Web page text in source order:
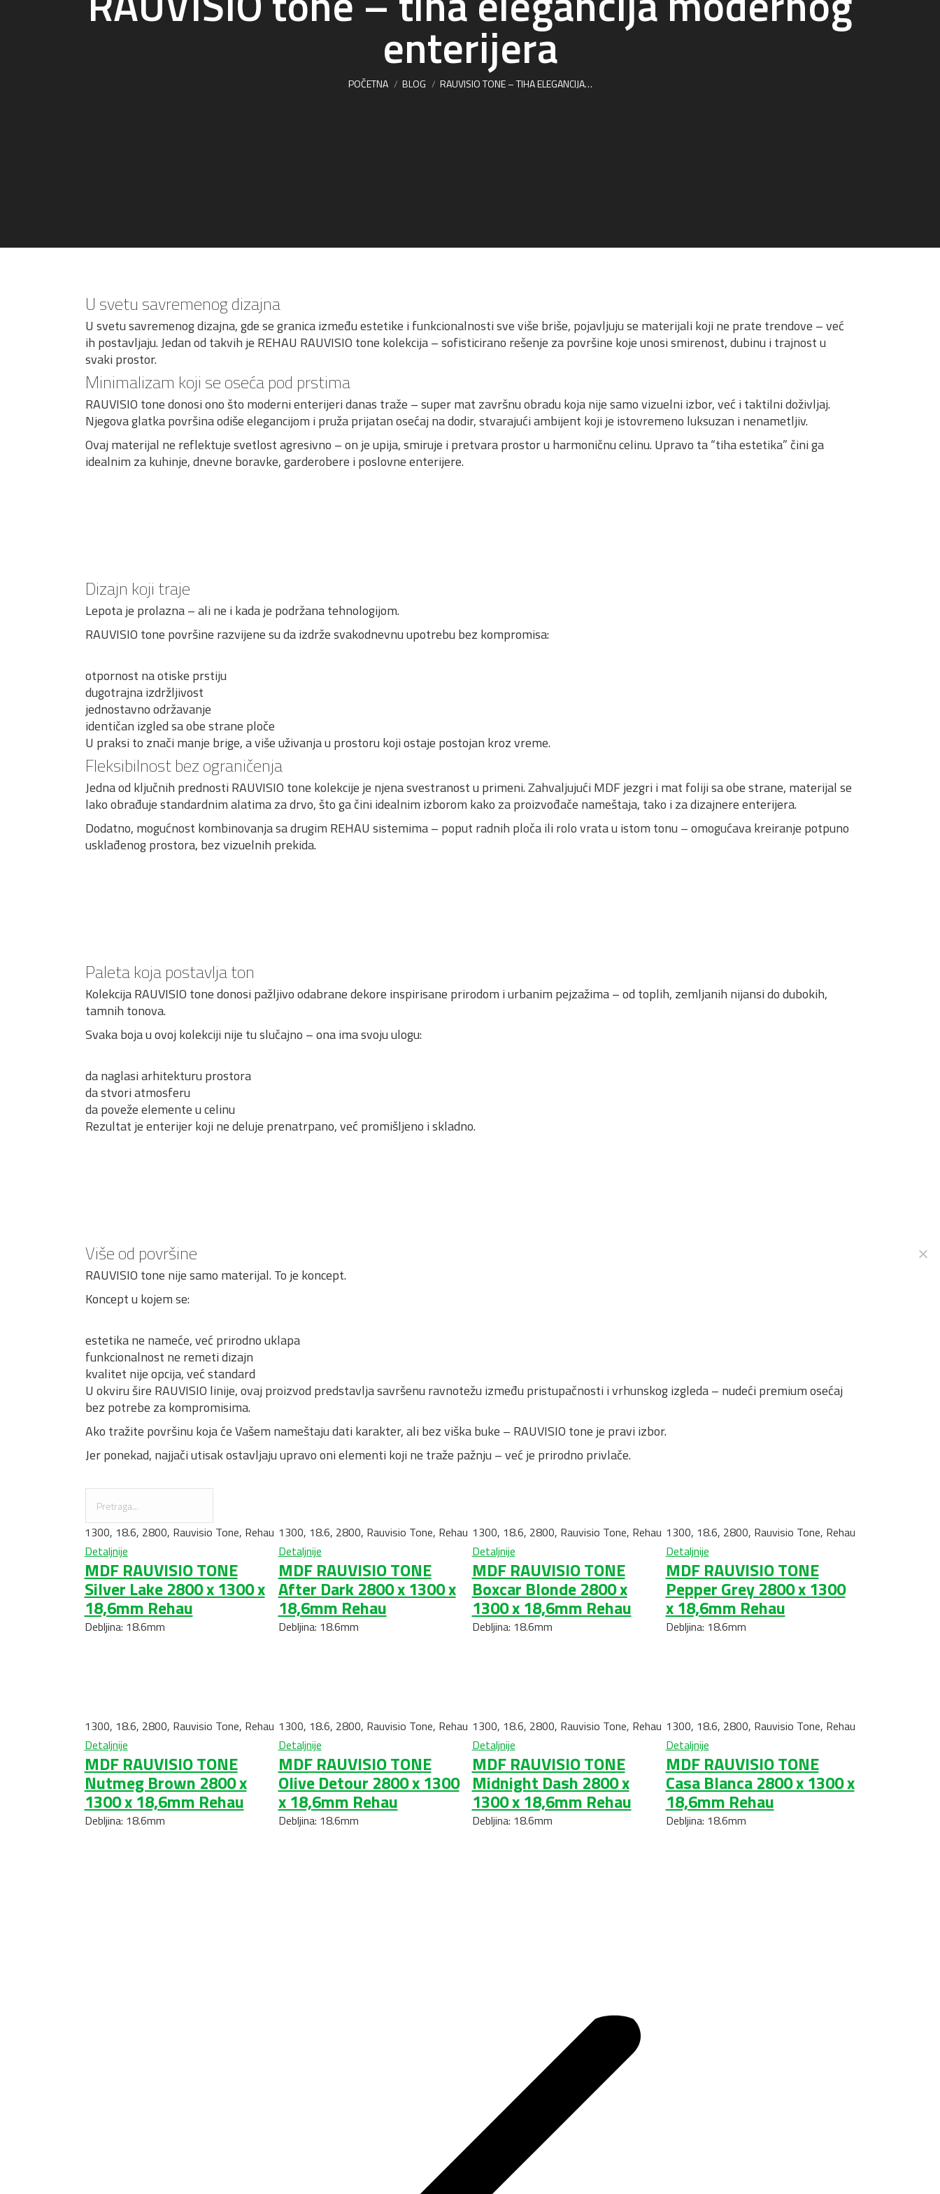
enterijera
You are here:
POČETNA BLOG RAUVISIO TONE – TIHA ELEGANCIJA…
U svetu savremenog dizajna
U svetu savremenog dizajna, gde se granica između estetike i funkcionalnosti sve više briše, pojavljuju se materijali koji ne prate trendove – već
ih postavljaju. Jedan od takvih je REHAU RAUVISIO tone kolekcija – sofisticirano rešenje za površine koje unosi smirenost, dubinu i trajnost u
svaki prostor.
Minimalizam koji se oseća pod prstima
RAUVISIO tone donosi ono što moderni enterijeri danas traže – super mat završnu obradu koja nije samo vizuelni izbor, već i taktilni doživljaj.
Njegova glatka površina odiše elegancijom i pruža prijatan osećaj na dodir, stvarajući ambijent koji je istovremeno luksuzan i nenametljiv.
Ovaj materijal ne reflektuje svetlost agresivno – on je upija, smiruje i pretvara prostor u harmoničnu celinu. Upravo ta “tiha estetika” čini ga
idealnim za kuhinje, dnevne boravke, garderobere i poslovne enterijere.
Dizajn koji traje
Lepota je prolazna – ali ne i kada je podržana tehnologijom.
RAUVISIO tone površine razvijene su da izdrže svakodnevnu upotrebu bez kompromisa:
otpornost na otiske prstiju
dugotrajna izdržljivost
jednostavno održavanje
identičan izgled sa obe strane ploče
U praksi to znači manje brige, a više uživanja u prostoru koji ostaje postojan kroz vreme.
Fleksibilnost bez ograničenja
Jedna od ključnih prednosti RAUVISIO tone kolekcije je njena svestranost u primeni. Zahvaljujući MDF jezgri i mat foliji sa obe strane, materijal se
lako obrađuje standardnim alatima za drvo, što ga čini idealnim izborom kako za proizvođače nameštaja, tako i za dizajnere enterijera.
Dodatno, mogućnost kombinovanja sa drugim REHAU sistemima – poput radnih ploča ili rolo vrata u istom tonu – omogućava kreiranje potpuno
usklađenog prostora, bez vizuelnih prekida.
Paleta koja postavlja ton
Kolekcija RAUVISIO tone donosi pažljivo odabrane dekore inspirisane prirodom i urbanim pejzažima – od toplih, zemljanih nijansi do dubokih,
tamnih tonova.
Svaka boja u ovoj kolekciji nije tu slučajno – ona ima svoju ulogu:
da naglasi arhitekturu prostora
da stvori atmosferu
da poveže elemente u celinu
Rezultat je enterijer koji ne deluje prenatrpano, već promišljeno i skladno.
Više od površine
RAUVISIO tone nije samo materijal. To je koncept.
Koncept u kojem se:
estetika ne nameće, već prirodno uklapa
funkcionalnost ne remeti dizajn
kvalitet nije opcija, već standard
U okviru šire RAUVISIO linije, ovaj proizvod predstavlja savršenu ravnotežu između pristupačnosti i vrhunskog izgleda – nudeći premium osećaj
bez potrebe za kompromisima.
Ako tražite površinu koja će Vašem nameštaju dati karakter, ali bez viška buke – RAUVISIO tone je pravi izbor.
Jer ponekad, najjači utisak ostavljaju upravo oni elementi koji ne traže pažnju – već je prirodno privlače.
1300, 18.6, 2800, Rauvisio Tone, Rehau
Detaljnije
MDF RAUVISIO TONE
Silver Lake 2800 x 1300 x
18,6mm Rehau
Debljina: 18.6mm
1300, 18.6, 2800, Rauvisio Tone, Rehau
Detaljnije
MDF RAUVISIO TONE
After Dark 2800 x 1300 x
18,6mm Rehau
Debljina: 18.6mm
1300, 18.6, 2800, Rauvisio Tone, Rehau
Detaljnije
MDF RAUVISIO TONE
Boxcar Blonde 2800 x
1300 x 18,6mm Rehau
Debljina: 18.6mm
1300, 18.6, 2800, Rauvisio Tone, Rehau
Detaljnije
MDF RAUVISIO TONE
Pepper Grey 2800 x 1300
x 18,6mm Rehau
Debljina: 18.6mm
1300, 18.6, 2800, Rauvisio Tone, Rehau
Detaljnije
MDF RAUVISIO TONE
Nutmeg Brown 2800 x
1300 x 18,6mm Rehau
Debljina: 18.6mm
1300, 18.6, 2800, Rauvisio Tone, Rehau
Detaljnije
MDF RAUVISIO TONE
Olive Detour 2800 x 1300
x 18,6mm Rehau
Debljina: 18.6mm
1300, 18.6, 2800, Rauvisio Tone, Rehau
Detaljnije
MDF RAUVISIO TONE
Midnight Dash 2800 x
1300 x 18,6mm Rehau
Debljina: 18.6mm
1300, 18.6, 2800, Rauvisio Tone, Rehau
Detaljnije
MDF RAUVISIO TONE
Casa Blanca 2800 x 1300 x
18,6mm Rehau
Debljina: 18.6mm